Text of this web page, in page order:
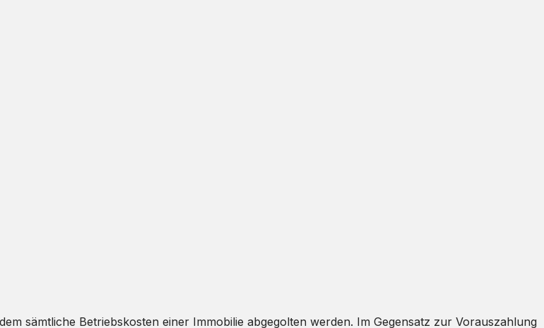
sämtliche Betriebskosten einer Immobilie abgegolten werden. Im Gegensatz zur Vorauszahlung